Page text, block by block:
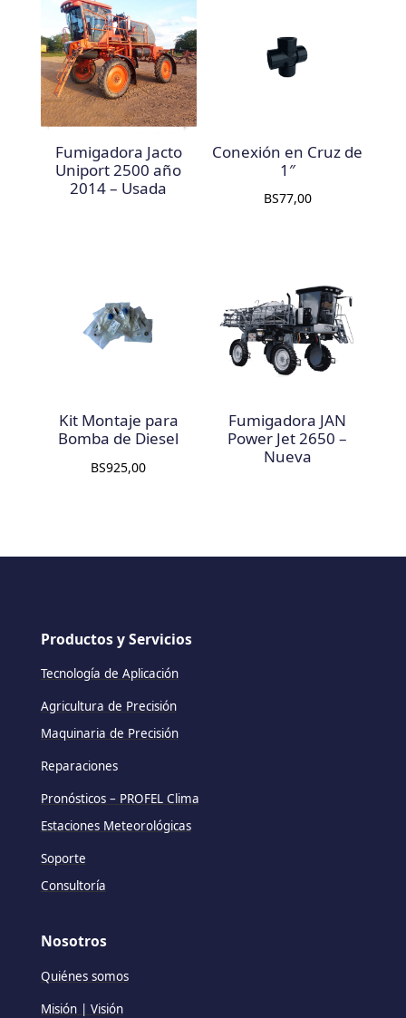
Fumigadora Jacto
Uniport 2500 año
2014 – Usada
Conexión en Cruz de
1″
BS77,00
Kit Montaje para
Bomba de Diesel
BS925,00
Fumigadora JAN
Power Jet 2650 –
Nueva
Productos y Servicios
Tecnología de Aplicación
Agricultura de Precisión
Maquinaria de Precisión
Reparaciones
Pronósticos – PROFEL Clima
Estaciones Meteorológicas
Soporte
Consultoría
Nosotros
Quiénes somos
Misión | Visión